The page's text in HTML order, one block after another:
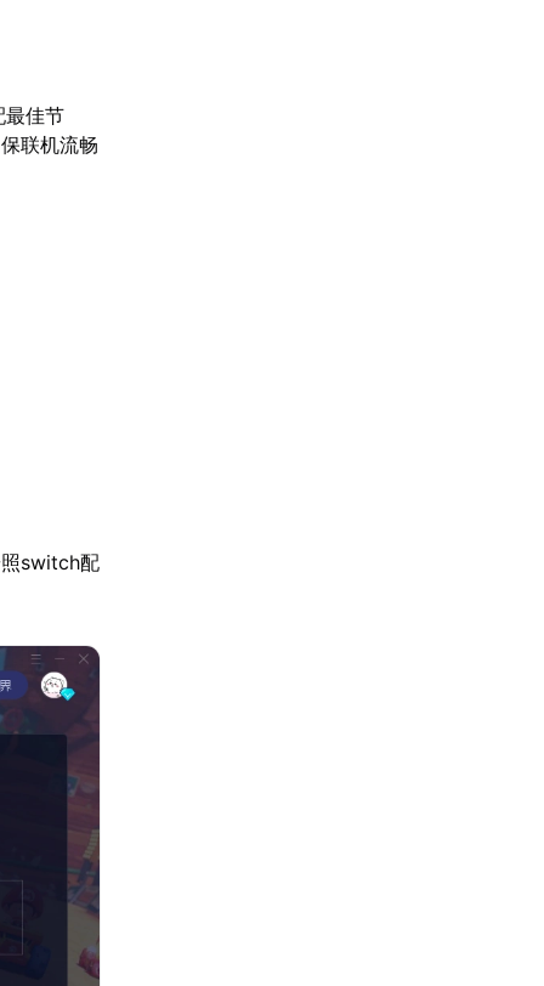
最佳节
联机流畅
照switch配